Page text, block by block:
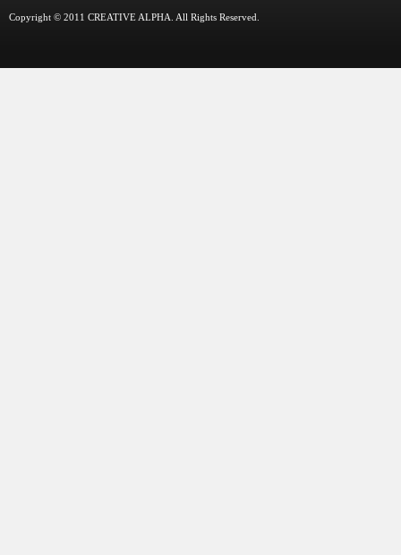
Copyright © 2011 CREATIVE ALPHA. All Rights Reserved.